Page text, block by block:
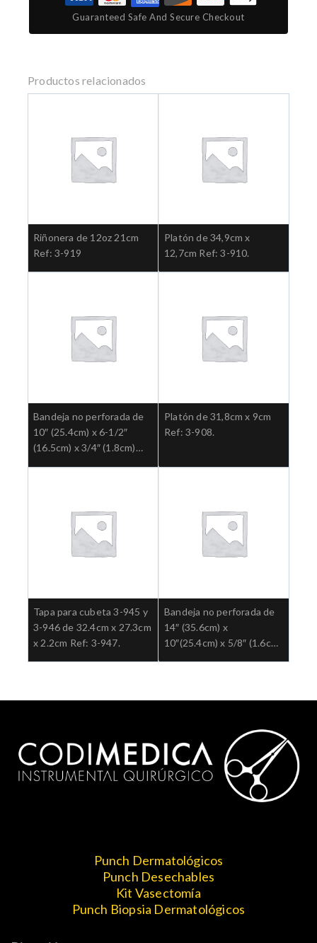
Guaranteed Safe And Secure Checkout
Productos relacionados
Riñonera de 12oz 21cm
Ref: 3-919
Platón de 34,9cm x
12,7cm Ref: 3-910.
Bandeja no perforada de
10″ (25.4cm) x 6-1/2″
(16.5cm) x 3/4″ (1.8cm)
Platón de 31,8cm x 9cm
Ref: 3-908.
Tapa para cubeta 3-945 y
3-946 de 32.4cm x 27.3cm
x 2.2cm Ref: 3-947.
Bandeja no perforada de
14″ (35.6cm) x
10″(25.4cm) x 5/8″ (1.6cm)
Punch Dermatológicos
Punch Desechables
Kit Vasectomía
Punch Biopsia Dermatológicos